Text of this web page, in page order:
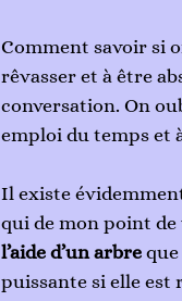
Comment savoir si
rêvasser et à être
conversation. On
emploi du temps et
Il existe
qui de mon point de
l’aide d’un arbre
puissante si elle est